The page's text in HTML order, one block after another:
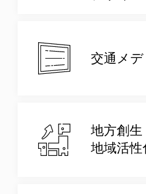
交通メ
地方創生
地域活性